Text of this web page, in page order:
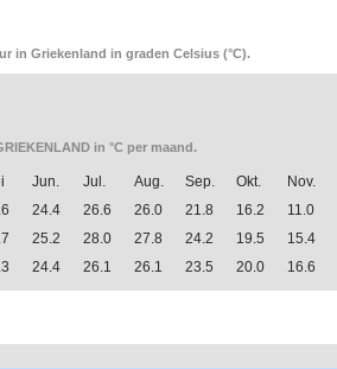
in Griekenland in graden Celsius (°C).
in °C per maand.
Jun. Jul. Aug. Sep. Okt. Nov.
24.4 26.6 26.0 21.8 16.2 11.0
25.2 28.0 27.8 24.2 19.5 15.4
24.4 26.1 26.1 23.5 20.0 16.6